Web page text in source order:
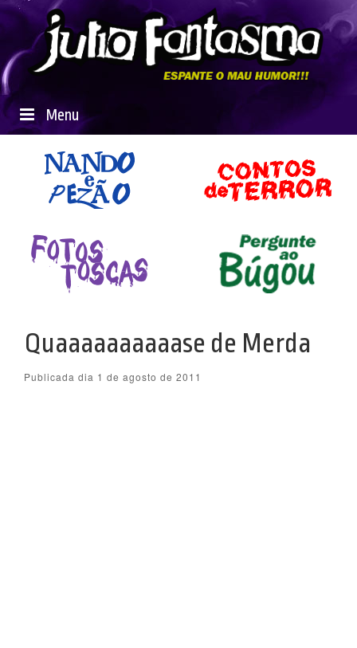
Menu
Quaaaaaaaaaase de Merda
Publicada dia 1 de agosto de 2011